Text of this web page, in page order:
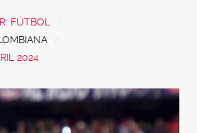
FÚTBOL
2024